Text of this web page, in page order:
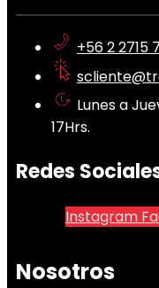
+56 2 2715
Lunes a
17Hrs.
Redes
Instagram
Nosotros